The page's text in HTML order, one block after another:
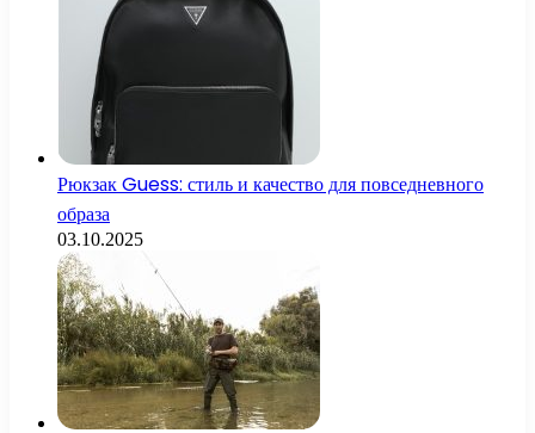
Рюкзак Guess: стиль и качество для повседневного
образа
03.10.2025